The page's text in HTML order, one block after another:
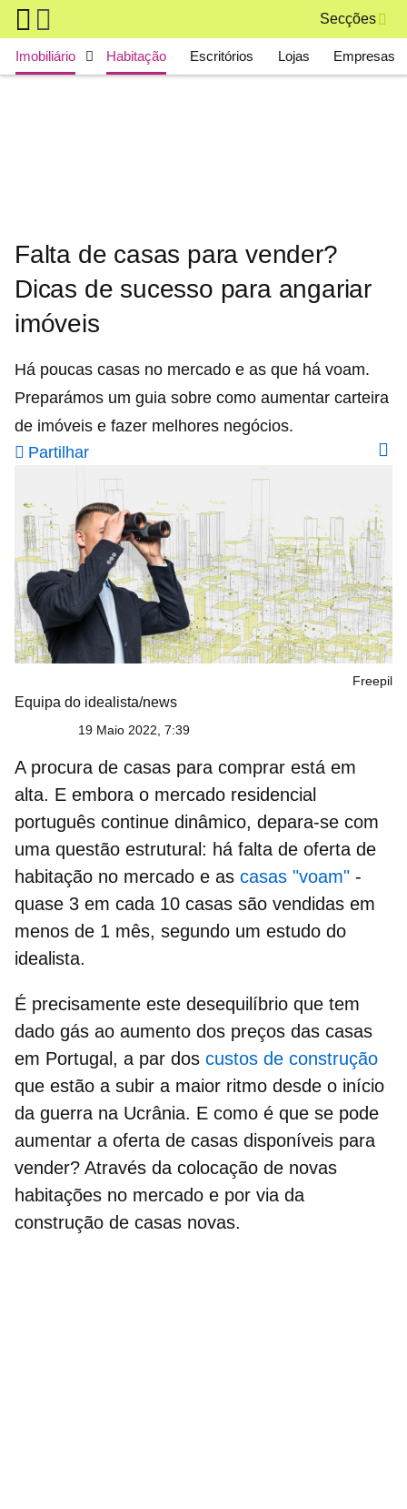
Skip to main content
Secções
Main navigation
Imobiliário Habitação Escritórios Lojas Empresas
Falta de casas para vender?
Dicas de sucesso para angariar
imóveis
Há poucas casas no mercado e as que há voam.
Preparámos um guia sobre como aumentar carteira
de imóveis e fazer melhores negócios.
Partilhar
Freepil
Equipa do idealista/news
19 Maio 2022, 7:39
A procura de casas para comprar está em
alta. E embora o mercado residencial
português continue dinâmico, depara-se com
uma questão estrutural: há falta de oferta de
habitação no mercado e as casas "voam" -
quase 3 em cada 10 casas são vendidas em
menos de 1 mês, segundo um estudo do
idealista.
É precisamente este desequilíbrio que tem
dado gás ao aumento dos preços das casas
em Portugal, a par dos custos de construção
que estão a subir a maior ritmo desde o início
da guerra na Ucrânia. E como é que se pode
aumentar a oferta de casas disponíveis para
vender? Através da colocação de novas
habitações no mercado e por via da
construção de casas novas.